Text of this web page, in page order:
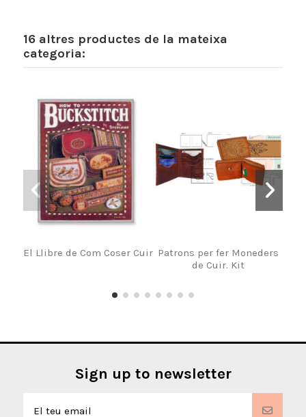
16 altres productes de la mateixa
categoria:
El Llibre de Com Coser Cuir Patrons per fer Moneders
de Cuir. Kit
Sign up to newsletter